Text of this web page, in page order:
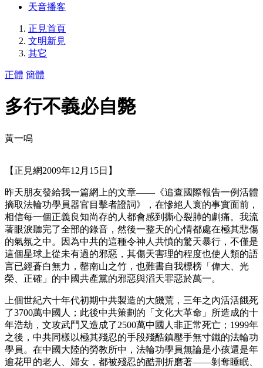
天音播客
正見首頁
文明新見
其它
正體 簡體
多行不義必自斃
黃一鳴
【正見網2009年12月15日】
昨天朋友發給我一篇網上的文章――《追查國際報告一例活體
摘取法輪功學員器官目擊者證詞》，在慘絕人寰的事實面前，
相信每一個正義良知尚存的人都會感到撕心裂肺的劇痛。我流
著眼淚聽完了全部的錄音，然後一整天的心情都處在極其悲傷
的氣氛之中。因為中共的這種令神人共憤的驚天暴行，不僅是
這個星球上從未有過的邪惡，其傷天害理的程度也使人類的語
言已經蒼白無力，罄南山之竹，也難書自我標榜「偉大、光
榮、正確」的中國共產黨的邪惡與滔天罪惡於萬一。
上個世紀六十年代初期中共製造的大饑荒，三年之內活活餓死
了3700萬中國人；此後中共策劃的「文化大革命」所造成的十
年浩劫，文攻武鬥又造成了2500萬中國人非正常死亡；1999年
之後，中共同樣以極其殘忍的手段殘酷鎮壓手無寸鐵的法輪功
學員。在中國大陸的勞教所中，法輪功學員無論是小孩還是年
逾花甲的老人、婦女，都被殘忍的酷刑折磨著――剝奪睡眠、